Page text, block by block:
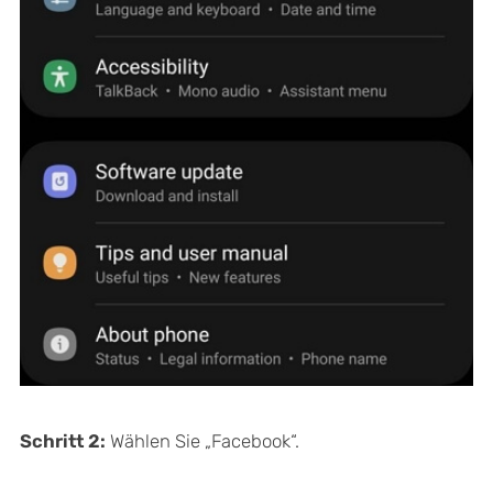
Schritt 2: Wählen Sie „Facebook“.